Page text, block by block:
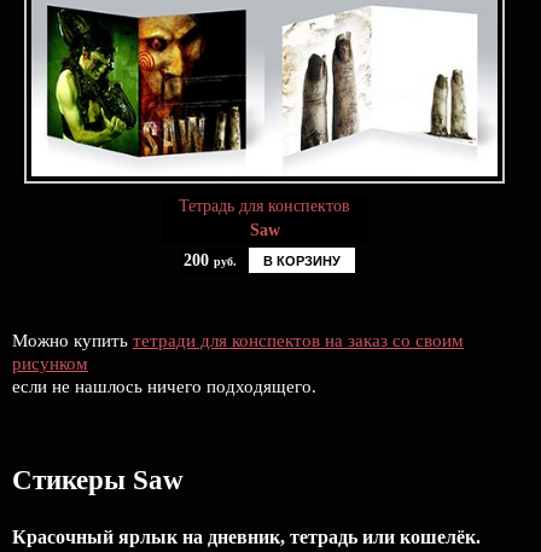
Тетрадь для конспектов
Saw
200 руб. В КОРЗИНУ
Можно купить тетради для конспектов на заказ со своим
рисунком
если не нашлось ничего подходящего.
Стикеры Saw
Красочный ярлык на дневник, тетрадь или кошелёк.